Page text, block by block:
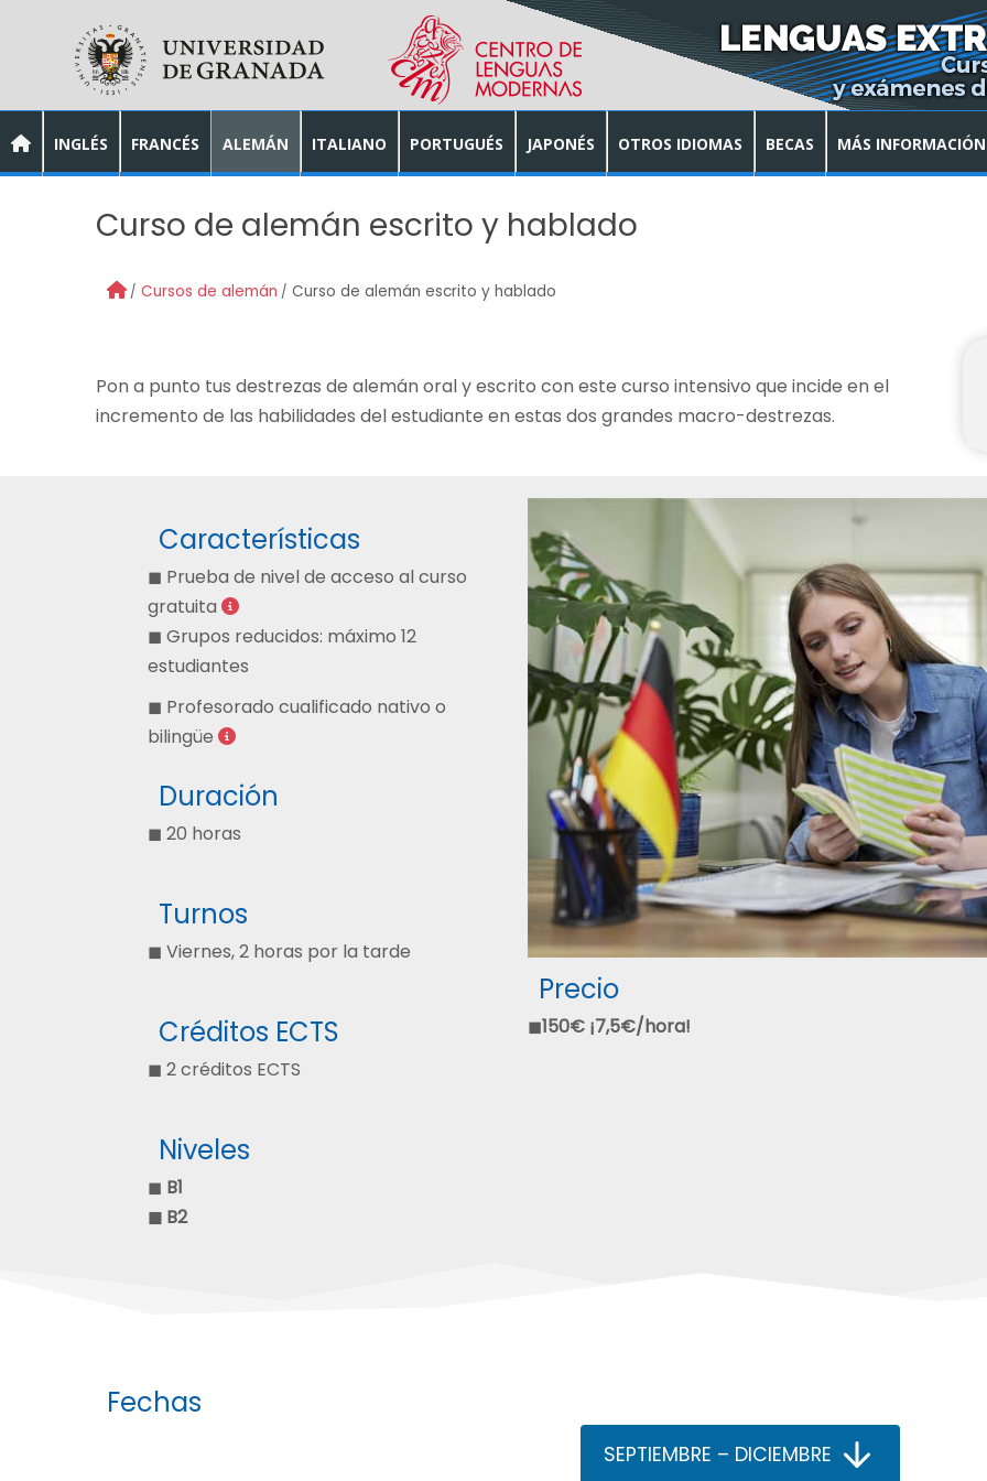
INGLÉS FRANCÉS ALEMÁN ITALIANO PORTUGUÉS JAPONÉS OTROS IDIOMAS BECAS MÁS INFORMACIÓN
Curso de alemán escrito y hablado
Cursos de alemán Curso de alemán escrito y hablado
Pon a punto tus destrezas de alemán oral y escrito con este curso intensivo que incide en el
incremento de las habilidades del estudiante en estas dos grandes macro-destrezas.
Características
◼ Prueba de nivel de acceso al curso
gratuita
◼ Grupos reducidos: máximo 12
estudiantes
◼ Profesorado cualificado nativo o
bilingüe
Duración
◼ 20 horas
Turnos
◼ Viernes, 2 horas por la tarde
Créditos ECTS
◼ 2 créditos ECTS
Niveles
◼ B1
◼ B2
Precio
◼150€¡7,5€/hora!
Fechas
SEPTIEMBRE – DICIEMBRE